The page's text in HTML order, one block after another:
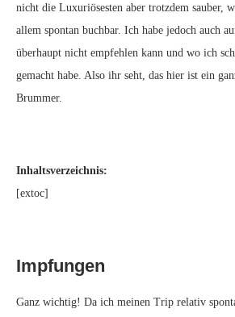
nicht die Luxuriösesten aber trotzdem sauber,
allem spontan buchbar. Ich habe jedoch auch
überhaupt nicht empfehlen kann und wo ich
gemacht habe. Also ihr seht, das hier ist ein
Brummer.
Inhaltsverzeichnis:
[extoc]
Impfungen
Ganz wichtig! Da ich meinen Trip relativ